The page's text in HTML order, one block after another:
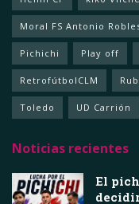
Moral FS Antonio
Pichichi Play off
RetrofútbolCLM
Toledo UD Carrión
Noticias recientes
El